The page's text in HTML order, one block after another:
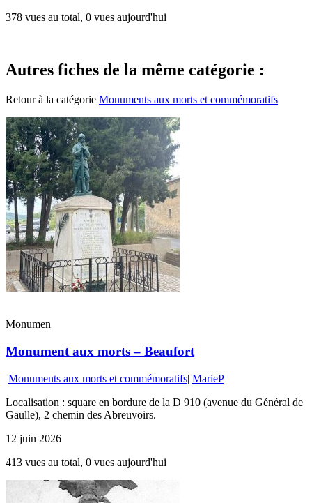
378 vues au total, 0 vues aujourd'hui
Autres fiches de la même catégorie :
Retour à la catégorie Monuments aux morts et commémoratifs
Monumen
Monument aux morts – Beaufort
Monuments aux morts et commémoratifs| MarieP
Localisation : square en bordure de la D 910 (avenue du Général de
Gaulle), 2 chemin des Abreuvoirs.
12 juin 2026
413 vues au total, 0 vues aujourd'hui